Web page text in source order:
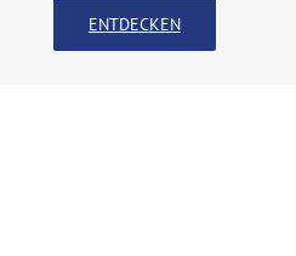
ENTDECKEN